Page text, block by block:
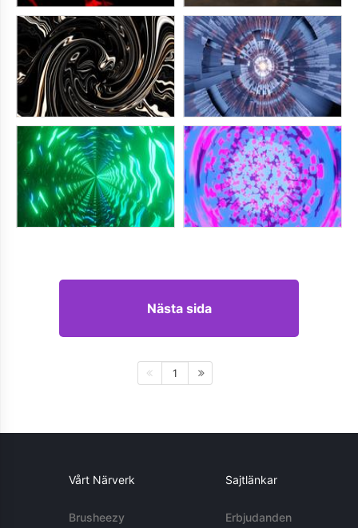
Nästa sida
1
Vårt Närverk
Brusheezy
Sajtlänkar
Erbjudanden